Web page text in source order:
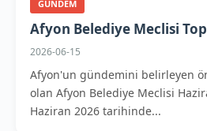
GUNDEM
Afyon Belediye Meclisi
2026-06-15
Afyon'un gündemini belirleyen
olan Afyon Belediye Meclisi
Haziran 2026 tarihinde...